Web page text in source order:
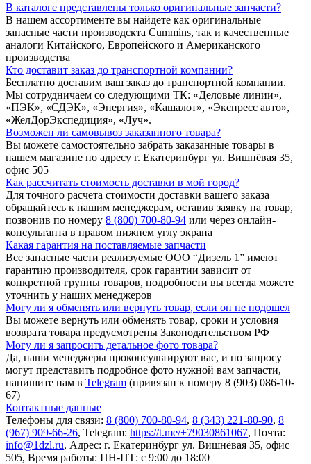
В каталоге представлены только оригинальные запчасти?
В нашем ассортименте вы найдете как оригинальные
запасные части производскта Cummins, так и качественные
аналоги Китайского, Европейского и Американского
производства
Кто доставит заказ до транспортной компании?
Бесплатно доставим ваш заказ до транспортной компании.
Мы сотрудничаем со следующими ТК: «Деловые линии»,
«ПЭК», «СДЭК», «Энергия», «Кашалот», «Экспресс авто»,
«ЖелДорЭкспедиция», «Луч».
Возможен ли самовывоз заказанного товара?
Вы можете самостоятельно забрать заказанные товары в
нашем магазине по адресу г. Екатеринбург ул. Вишнёвая 35,
офис 505
Как рассчитать стоимость доставки в мой город?
Для точного расчета стоимости доставки вашего заказа
обращайтесь к нашим менеджерам, оставив заявку на товар,
позвонив по номеру 8 (800) 700-80-94 или через онлайн-
консультанта в правом нижнем углу экрана
Какая гарантия на поставляемые запчасти
Все запасные части реализуемые ООО “Дизель 1” имеют
гарантию производителя, срок гарантии зависит от
конкретной группы товаров, подробности вы всегда можете
уточнить у наших менеджеров
Могу ли я обменять или вернуть товар, если он не подошел
Вы можете вернуть или обменять товар, сроки и условия
возврата товара предусмотрены Законодательством РФ
Могу ли я запросить детальное фото товара?
Да, наши менеджеры проконсультируют вас, и по запросу
могут представить подробное фото нужной вам запчасти,
напишите нам в Telegram (привязан к номеру 8 (903) 086-10-
67)
Контактные данные
Телефоны для связи: 8 (800) 700-80-94, 8 (343) 221-80-90, 8
(967) 909-66-26, Telegram: https://t.me/+79030861067, Почта:
info@1dzl.ru, Адрес: г. Екатеринбург ул. Вишнёвая 35, офис
505, Время работы: ПН-ПТ: с 9:00 до 18:00